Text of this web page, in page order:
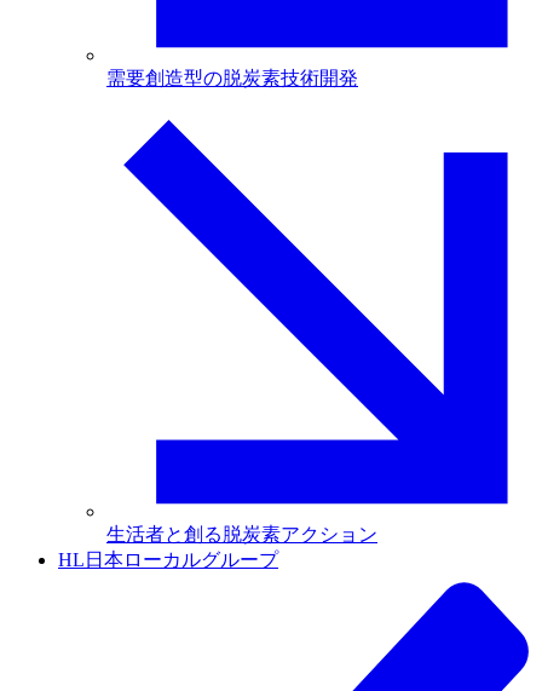
需要創造型の脱炭素技術開発
生活者と創る脱炭素アクション
HL日本ローカルグループ